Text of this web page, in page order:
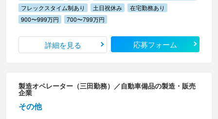
フレックスタイム制あり 土日祝休み
在宅勤務あり
900〜999万円
700〜799万円
詳細を見る 応募フォーム
製造オペレーター（三田勤務）／自動車備品の製造・販売
企業
その他